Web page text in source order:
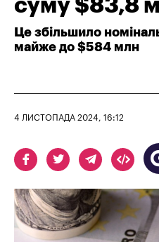
суму $83,8
Це збільшило
майже до $584 млн
4 ЛИСТОПАДА 2024, 16:12